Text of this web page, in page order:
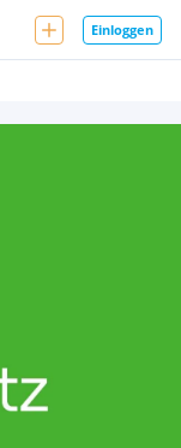
Einloggen